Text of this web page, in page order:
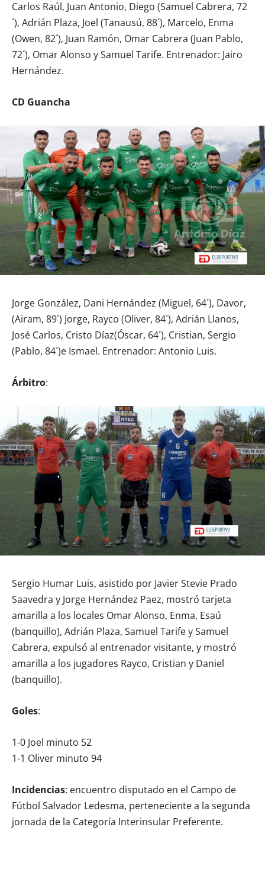
Carlos Raúl, Juan Antonio, Diego (Samuel Cabrera, 72
´), Adrián Plaza, Joel (Tanausú, 88´), Marcelo, Enma
(Owen, 82´), Juan Ramón, Omar Cabrera (Juan Pablo,
72´), Omar Alonso y Samuel Tarife. Entrenador: Jairo
Hernández.
CD Guancha
Jorge González, Dani Hernández (Miguel, 64´), Davor,
(Airam, 89´) Jorge, Rayco (Oliver, 84´), Adrián Llanos,
José Carlos, Cristo Díaz(Óscar, 64´), Cristian, Sergio
(Pablo, 84´)e Ismael. Entrenador: Antonio Luis.
Árbitro:
Sergio Humar Luis, asistido por Javier Stevie Prado
Saavedra y Jorge Hernández Paez, mostró tarjeta
amarilla a los locales Omar Alonso, Enma, Esaú
(banquillo), Adrián Plaza, Samuel Tarife y Samuel
Cabrera, expulsó al entrenador visitante, y mostró
amarilla a los jugadores Rayco, Cristian y Daniel
(banquillo).
Goles:
1-0 Joel minuto 52
1-1 Oliver minuto 94
Incidencias: encuentro disputado en el Campo de
Fútbol Salvador Ledesma, perteneciente a la segunda
jornada de la Categoría Interinsular Preferente.